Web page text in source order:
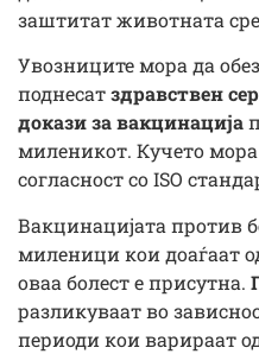
заштитат животната
Увозниците мора да
поднесатздравствен
докази за вакцинација
миленикот. Кучето
согласност со ISO
Вакцинацијата против
миленици кои доаѓаат
оваа болест е присутна.
разликуваат во
периоди кои варираат